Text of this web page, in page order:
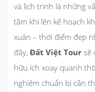
và lịch trình là những
tâm khi lên kế hoạch
xuân – thời điểm đẹp
đây, Đất Việt Tour sẽ
hữu ích xoay quanh
nghiệm chuẩn bị cần